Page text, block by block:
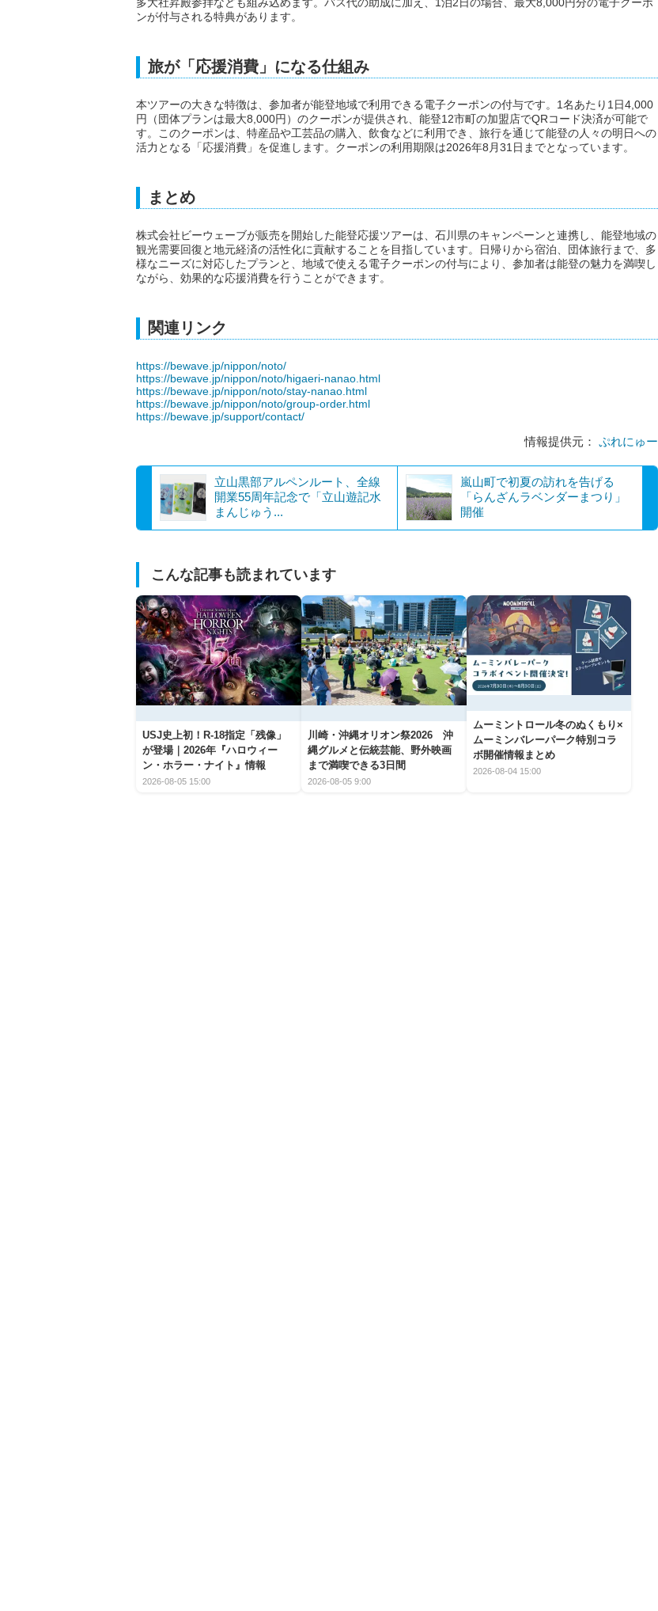
多大社昇殿参拝なども組み込めます。バス代の助成に加え、1泊2日の場合、最大8,000円分の電子クーポ
ンが付与される特典があります。
旅が「応援消費」になる仕組み
本ツアーの大きな特徴は、参加者が能登地域で利用できる電子クーポンの付与です。1名あたり1日4,000
円（団体プランは最大8,000円）のクーポンが提供され、能登12市町の加盟店でQRコード決済が可能で
す。このクーポンは、特産品や工芸品の購入、飲食などに利用でき、旅行を通じて能登の人々の明日への
活力となる「応援消費」を促進します。クーポンの利用期限は2026年8月31日までとなっています。
まとめ
株式会社ビーウェーブが販売を開始した能登応援ツアーは、石川県のキャンペーンと連携し、能登地域の
観光需要回復と地元経済の活性化に貢献することを目指しています。日帰りから宿泊、団体旅行まで、多
様なニーズに対応したプランと、地域で使える電子クーポンの付与により、参加者は能登の魅力を満喫し
ながら、効果的な応援消費を行うことができます。
関連リンク
https://bewave.jp/nippon/noto/
https://bewave.jp/nippon/noto/higaeri-nanao.html
https://bewave.jp/nippon/noto/stay-nanao.html
https://bewave.jp/nippon/noto/group-order.html
https://bewave.jp/support/contact/
情報提供元： ぷれにゅー
立山黒部アルペンルート、全線
開業55周年記念で「立山遊記水
まんじゅう...
嵐山町で初夏の訪れを告げる
「らんざんラベンダーまつり」
開催
こんな記事も読まれています
USJ史上初！R-18指定「残像」
が登場｜2026年『ハロウィー
ン・ホラー・ナイト』情報
2026-08-05 15:00
川崎・沖縄オリオン祭2026 沖
縄グルメと伝統芸能、野外映画
まで満喫できる3日間
2026-08-05 9:00
ムーミントロール冬のぬくもり×
ムーミンバレーパーク特別コラ
ボ開催情報まとめ
2026-08-04 15:00